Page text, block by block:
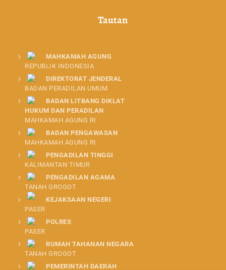
Tautan
MAHKAMAH AGUNG
REPUBLIK INDONESIA
DIREKTORAT JENDERAL
BADAN PERADILAN UMUM
BADAN LITBANG DIKLAT
HUKUM DAN PERADILAN
MAHKAMAH AGUNG RI
BADAN PENGAWASAN
MAHKAMAH AGUNG RI
PENGADILAN TINGGI
KALIMANTAN TIMUR
PENGADILAN AGAMA
TANAH GROGOT
KEJAKSAAN NEGERI
PASER
POLRES
PASER
RUMAH TAHANAN NEGARA
TANAH GROGOT
PEMERINTAH DAERAH